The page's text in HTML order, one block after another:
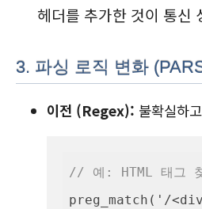
헤더를 추가한 것이 통신
3. 파싱 로직 변화
이전 (Regex): 불확실하
// 예: HTML 태그
preg_match(' /<